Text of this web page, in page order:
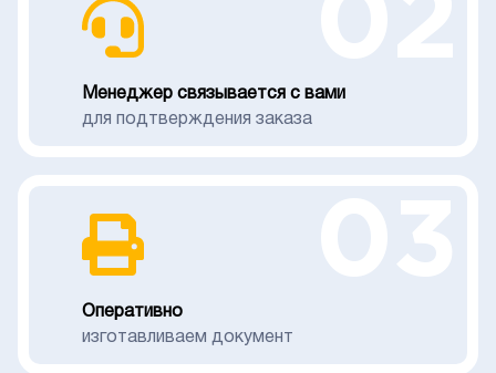
Менеджер связывается с вами
для подтверждения заказа
Оперативно
изготавливаем документ